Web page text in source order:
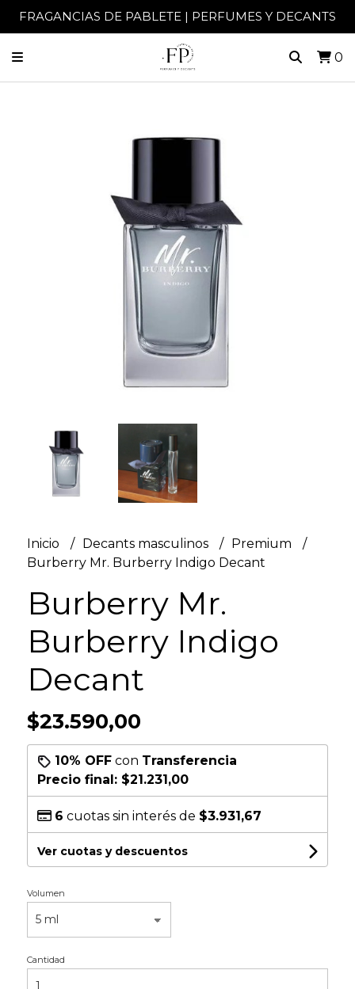
FRAGANCIAS DE PABLETE | PERFUMES Y DECANTS
0
Inicio Decants masculinos
Premium
Burberry Mr. Burberry Indigo Decant
Burberry Mr.
Burberry Indigo
Decant
$23.590,00
10% OFFcon Transferencia
Precio final: $21.231,00
6 cuotas sin interés de $3.931,67
Ver cuotas y descuentos
Volumen
Cantidad